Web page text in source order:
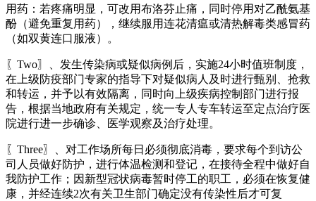
用药：若疼痛明显，可改用布洛芬止痛，同时停用对乙酰氨基
酚（避免重复用药），继续服用连花清瘟或清热解毒类感冒药
（如双黄连口服液）。
〖Two〗、发生传染病或疑似病例后，实施24小时值班制度，
在上级防疫部门专家的指导下对疑似病人及时进行甄别、抢救
和转运，并予以有效隔离，同时向上级疾病控制部门进行报
告，根据当地政府有关规定，统一专人专车转运至定点治疗医
院进行进一步确诊、医学观察及治疗处理。
〖Three〗、对工作场所每日必须彻底消毒，要求每个到访公
司人员做好防护，进行体温检测和登记，在接待全程中做好自
我防护工作；因新型冠状病毒暂时停工的职工，必须在恢复健
康，并经连续2次有关卫生部门确定没有传染性后才可复